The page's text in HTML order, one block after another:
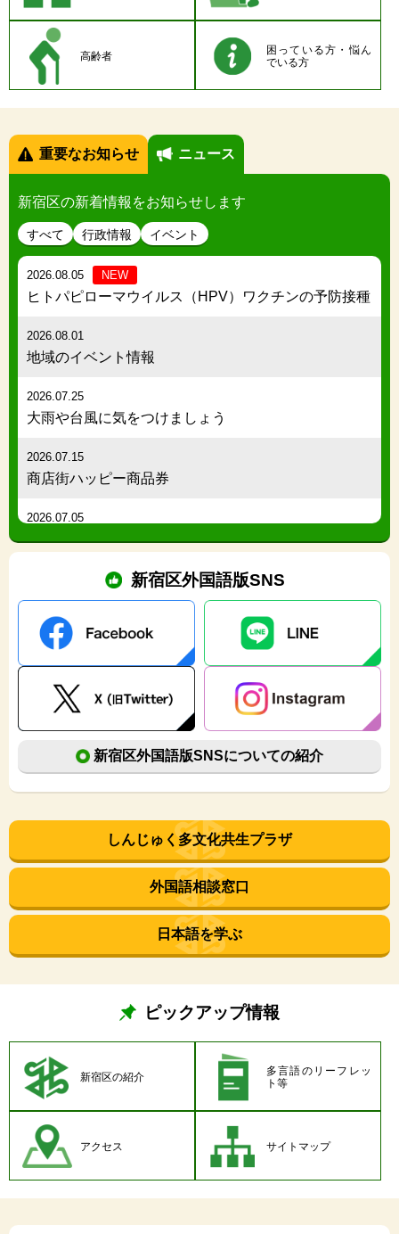
高齢者
困っている方・悩ん
でいる方
重要なお知らせ ニュース
新宿区の新着情報をお知らせします
すべて 行政情報 イベント
2026.08.05 NEW
ヒトパピローマウイルス（HPV）ワクチンの予防接種
2026.08.01
地域のイベント情報
2026.07.25
大雨や台風に気をつけましょう
2026.07.15
商店街ハッピー商品券
2026.07.05
暑さが厳しいときは「まちなか避暑地」をご利用くだ
2026.06.25
私立幼稚園保育料等を補助します
区立小・中学校の学校説明会
新宿区保健所では、HIV・性感染症検査（HIV・梅
毒・B型肝炎・クラミジア）を匿名・無料で実施して
います
2026.03.05
自転車への交通反則通告制度（青切符制度）が始まり
ます
2025.03.25
出産・子育て応援ギフトが妊婦支援給付金に変わりま
新宿区外国語版SNS
新宿区外国語版SNSについての紹介
しんじゅく多文化共生プラザ
外国語相談窓口
日本語を学ぶ
ピックアップ情報
新宿区の紹介
多言語のリーフレッ
ト等
アクセス サイトマップ